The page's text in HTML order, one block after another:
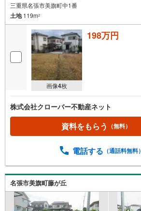
三重県名張市美旗町中1番
土地119m2
画像4枚
198万円
株式会社クローバー不動産ネット
資料をもらう （無料）
電話する （通話料無料）
名張市美旗町藤が丘